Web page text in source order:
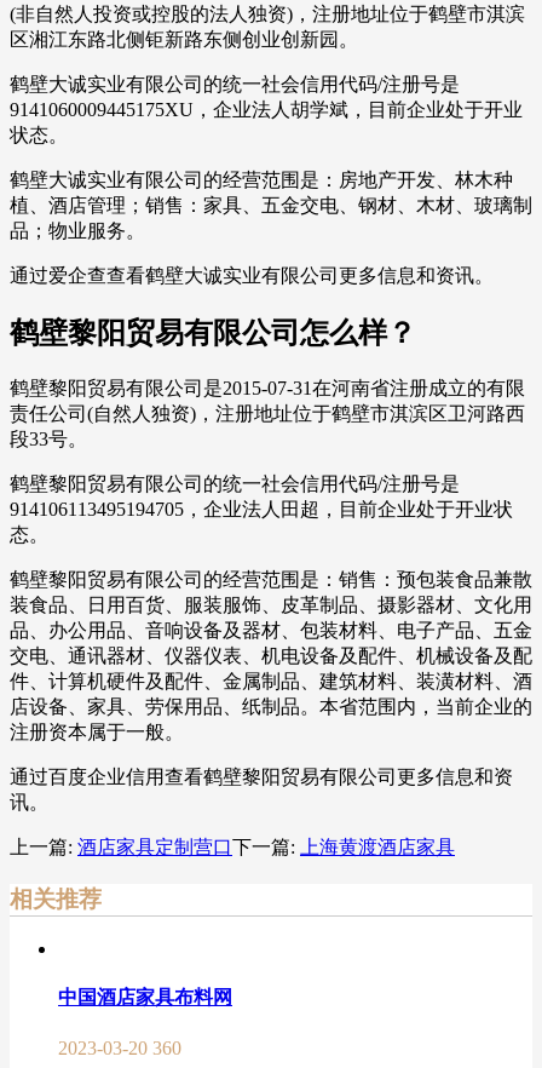
(非自然人投资或控股的法人独资)，注册地址位于鹤壁市淇滨
区湘江东路北侧钜新路东侧创业创新园。
鹤壁大诚实业有限公司的统一社会信用代码/注册号是
9141060009445175XU，企业法人胡学斌，目前企业处于开业
状态。
鹤壁大诚实业有限公司的经营范围是：房地产开发、林木种
植、酒店管理；销售：家具、五金交电、钢材、木材、玻璃制
品；物业服务。
通过爱企查查看鹤壁大诚实业有限公司更多信息和资讯。
鹤壁黎阳贸易有限公司怎么样？
鹤壁黎阳贸易有限公司是2015-07-31在河南省注册成立的有限
责任公司(自然人独资)，注册地址位于鹤壁市淇滨区卫河路西
段33号。
鹤壁黎阳贸易有限公司的统一社会信用代码/注册号是
914106113495194705，企业法人田超，目前企业处于开业状
态。
鹤壁黎阳贸易有限公司的经营范围是：销售：预包装食品兼散
装食品、日用百货、服装服饰、皮革制品、摄影器材、文化用
品、办公用品、音响设备及器材、包装材料、电子产品、五金
交电、通讯器材、仪器仪表、机电设备及配件、机械设备及配
件、计算机硬件及配件、金属制品、建筑材料、装潢材料、酒
店设备、家具、劳保用品、纸制品。本省范围内，当前企业的
注册资本属于一般。
通过百度企业信用查看鹤壁黎阳贸易有限公司更多信息和资
讯。
上一篇: 酒店家具定制营口下一篇: 上海黄渡酒店家具
相关推荐
中国酒店家具布料网
2023-03-20 360